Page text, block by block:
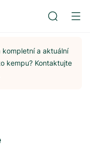
kompletní a aktuální
kempu? Kontaktujte